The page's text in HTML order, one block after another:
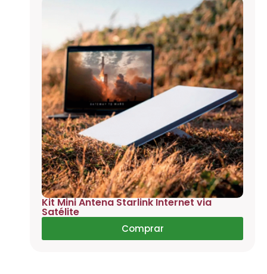
Kit Mini Antena Starlink Internet via
Satélite
Comprar